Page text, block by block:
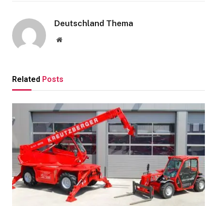
Deutschland Thema
Website
Related Posts